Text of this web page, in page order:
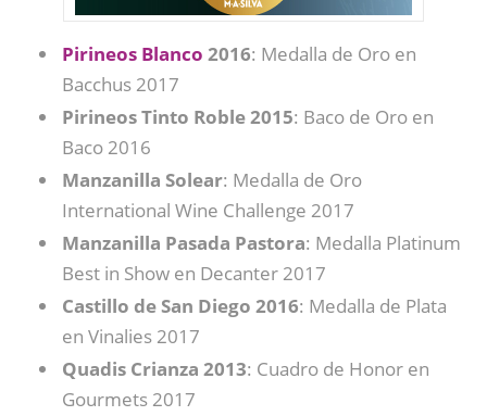
Pirineos Blanco 2016: Medalla de Oro en
Bacchus 2017
Pirineos Tinto Roble 2015: Baco de Oro en
Baco 2016
Manzanilla Solear: Medalla de Oro
International Wine Challenge 2017
Manzanilla Pasada Pastora: Medalla Platinum
Best in Show en Decanter 2017
Castillo de San Diego 2016: Medalla de Plata
en Vinalies 2017
Quadis Crianza 2013: Cuadro de Honor en
Gourmets 2017